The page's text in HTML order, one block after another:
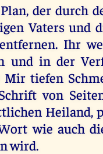
der durch
Vaters und
Ihr
und in der
Mir tiefen
von
Heiland,
wie auch
wird.